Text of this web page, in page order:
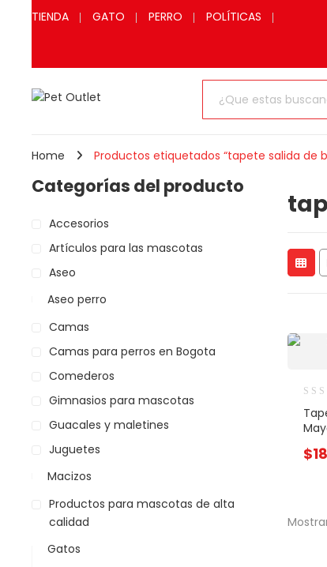
TIENDA GATO PERRO
POLÍTICAS
Home Productos etiquetados “tapete salida de
Categorías del producto
Accesorios
Artículos para las mascotas
Aseo
Aseo perro
Camas
Camas para perros en Bogota
Comederos
Gimnasios para mascotas
Guacales y maletines
Juguetes
Macizos
Productos para mascotas de alta
calidad
Gatos
$